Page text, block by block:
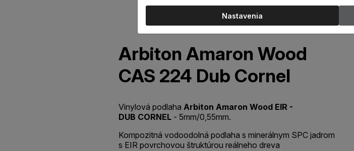
Arbiton Amaron Wood
CAS 224 Dub Cornel
Vinylová podlaha Arbiton Amaron Wood EIR -
DUB CORNEL - 5mm/0,55mm.
Kompozitná vodoodolná podlaha s minerálnym SPC jadrom
s EIR povrchovou štruktúrou reálneho dreva
Nastavenia